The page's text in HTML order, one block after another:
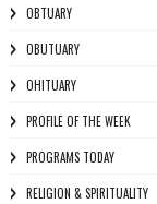
OBTUARY
OBUTUARY
OHITUARY
PROFILE OF THE WEEK
PROGRAMS TODAY
RELIGION & SPIRITUALITY